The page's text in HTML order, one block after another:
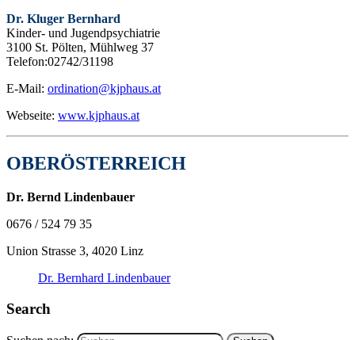
Dr. Kluger Bernhard
Kinder- und Jugendpsychiatrie
3100 St. Pölten, Mühlweg 37
Telefon:02742/31198
E-Mail: ordination@kjphaus.at
Webseite: www.kjphaus.at
OBERÖSTERREICH
Dr. Bernd Lindenbauer
0676 / 524 79 35
Union Strasse 3, 4020 Linz
Dr. Bernhard Lindenbauer
Search